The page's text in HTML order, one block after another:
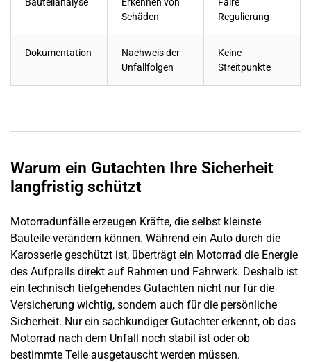
Schäden
Regulierung
Dokumentation
Nachweis der
Unfallfolgen
Keine
Streitpunkte
Warum ein Gutachten Ihre Sicherheit
langfristig schützt
Motorradunfälle erzeugen Kräfte, die selbst kleinste
Bauteile verändern können. Während ein Auto durch die
Karosserie geschützt ist, überträgt ein Motorrad die Energie
des Aufpralls direkt auf Rahmen und Fahrwerk. Deshalb ist
ein technisch tiefgehendes Gutachten nicht nur für die
Versicherung wichtig, sondern auch für die persönliche
Sicherheit. Nur ein sachkundiger Gutachter erkennt, ob das
Motorrad nach dem Unfall noch stabil ist oder ob
bestimmte Teile ausgetauscht werden müssen.